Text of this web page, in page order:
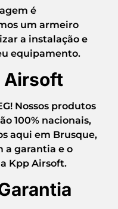
é
um armeiro
a instalação e
equipamento.
Airsoft
Nossos produtos
100% nacionais,
aqui em Brusque,
a garantia e o
Kpp Airsoft.